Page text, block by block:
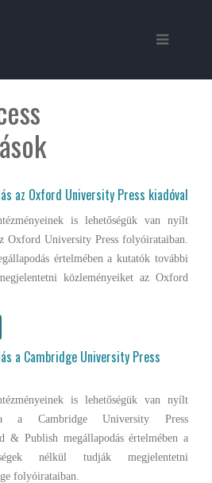
az Oxford University Press kiadóval
is lehetőségük van nyílt
Oxford University Press folyóirataiban.
értelmében a kutatók további
közleményeiket az Oxford
a Cambridge University Press
is lehetőségük van nyílt
a Cambridge University Press
& Publish megállapodás értelmében a
nélkül tudják megjelentetni
folyóirataiban.